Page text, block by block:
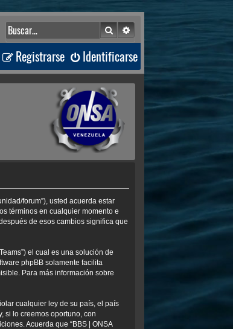
BuscarBúsqueda avanzada
Identificarse
Registrarse
B
forum”), usted acuerda estar
términos en cualquier momento e
de esos cambios significa que
el cual es una solución de
phpBB solamente facilita
Para más información sobre
cualquier ley de su país, el país
si lo creemos oportuno, con
Acuerda que “BBS | ONSA